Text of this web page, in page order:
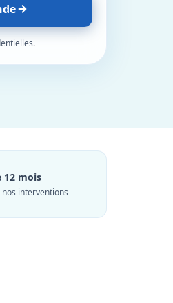
12 mois
interventions